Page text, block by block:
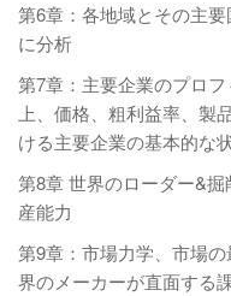
第6章：各地域とその主
に分析
第7章：主要企業のプロ
上、価格、粗利益率、製
ける主要企業の基本的な
第8章 世界のローダー&
産能力
第9章：市場力学、市場
界のメーカーが直面する